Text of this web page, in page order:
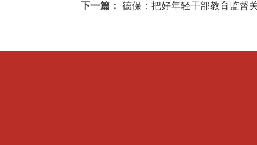
下一篇： 德保：把好年轻干部教育监督